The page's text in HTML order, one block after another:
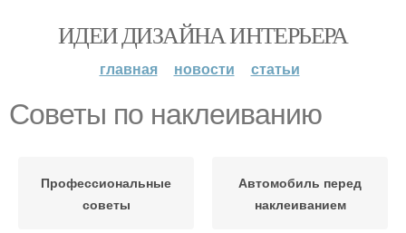
ИДЕИ ДИЗАЙНА ИНТЕРЬЕРА
главная новости статьи
Советы по наклеиванию
Профессиональные
советы
Автомобиль перед
наклеиванием